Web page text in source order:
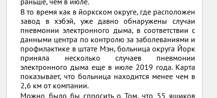
В то время как в йоркском округе, где расположен
завод в хэбэй, уже давно обнаружены случаи
пневмонии электронного дыма, в соответствии с
данными центра по контролю за заболеваниями и
профилактике в штате Мэн, больница округа Йорк
приняла несколько случаев пневмонии
электронного дыма еще в июле 2019 года. Карта
показывает, что больница находится менее чем в
2,6 км от компании.
Можно было бы спросить о Том, что 55 ящиков